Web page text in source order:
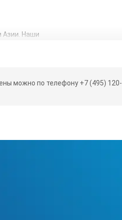
Азии. Наши
моделью начального уровня из
артикуляции, повышенной
Чтобы зарядить аккумулятор, его
можно по телефону +7 (495) 120-